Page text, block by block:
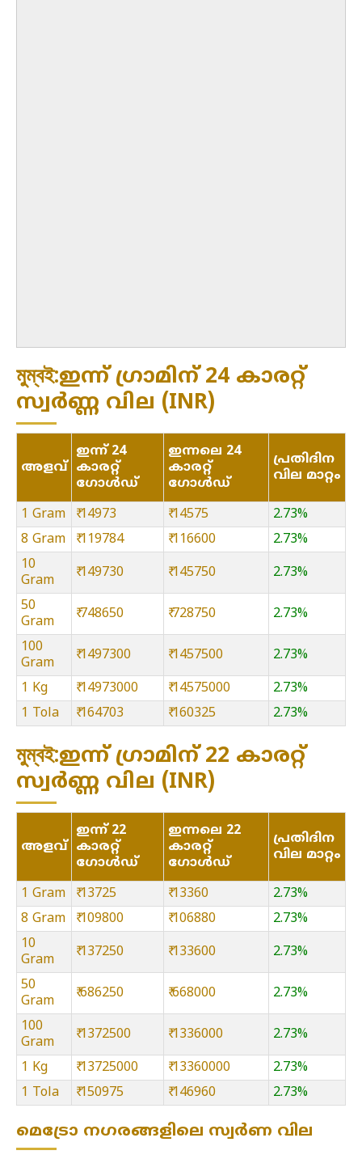
মুম্বই:ഇന്ന് ഗ്രാമിന് 24 കാരറ്റ്
സ്വർണ്ണ വില (INR)
അളവ്
ഇന്ന് 24
കാരറ്റ്
ഗോൾഡ്
ഇന്നലെ 24
കാരറ്റ്
ഗോൾഡ്
പ്രതിദിന
വില മാറ്റം
1 Gram ₹ 14973 ₹ 14575
2.73%
8 Gram
₹ 119784 ₹ 116600
2.73%
10
Gram
₹ 149730 ₹ 145750 2.73%
50
Gram
₹ 748650 ₹ 728750 2.73%
100
Gram
₹ 1497300 ₹ 1457500 2.73%
1 Kg ₹ 14973000 ₹ 14575000
2.73%
1 Tola
₹ 164703 ₹ 160325 2.73%
মুম্বই:ഇന്ന് ഗ്രാമിന് 22 കാരറ്റ്
സ്വർണ്ണ വില (INR)
അളവ്
ഇന്ന് 22
കാരറ്റ്
ഗോൾഡ്
ഇന്നലെ 22
കാരറ്റ്
ഗോൾഡ്
പ്രതിദിന
വില മാറ്റം
1 Gram ₹ 13725 ₹ 13360
2.73%
8 Gram
₹ 109800 ₹ 106880
2.73%
10
Gram
₹ 137250 ₹ 133600 2.73%
50
Gram
₹ 686250 ₹ 668000 2.73%
100
Gram
₹ 1372500 ₹ 1336000 2.73%
1 Kg ₹ 13725000 ₹ 13360000
2.73%
1 Tola
₹ 150975 ₹ 146960 2.73%
മെട്രോ നഗരങ്ങളിലെ സ്വർണ വില